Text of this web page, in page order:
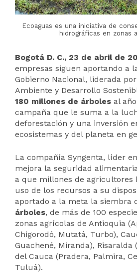
Ecoaguas es una iniciativa de
hidrográficas en zonas
Bogotá D. C., 23 de abril de
empresas siguen aportando a
Gobierno Nacional, liderada
Ambiente y Desarrollo
180 millones de árboles al
campaña que le suma a la
deforestación y una inversión
ecosistemas y del planeta en
La compañía Syngenta, líder
mejora la seguridad
a que millones de agricultores
uso de los recursos a su
aportado a la meta la siembra
árboles, de más de 100
zonas agrícolas de Antioquia
Chigorodó, Mutatá, Turbo),
Guachené, Miranda), Risaralda
del Cauca (Pradera, Palmira,
Tuluá).